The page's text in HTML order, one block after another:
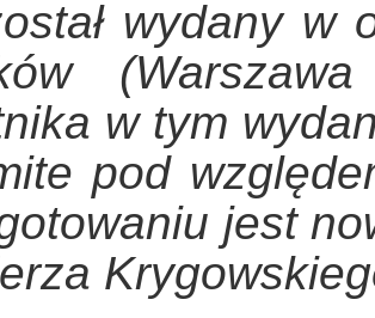
wydany w
w tym
pod
jest